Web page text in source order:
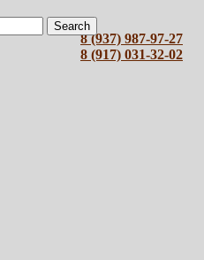
8 (937) 987-97-27
8 (917) 031-32-02